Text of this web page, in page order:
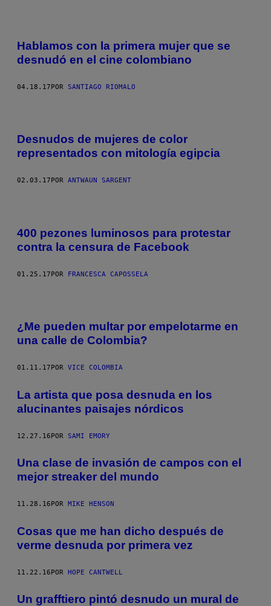
Hablamos con la primera mujer que se
desnudó en el cine colombiano
04.18.17POR SANTIAGO RIOMALO
Desnudos de mujeres de color
representados con mitología egipcia
02.03.17 POR ANTWAUN SARGENT
400 pezones luminosos para protestar
contra la censura de Facebook
01.25.17POR FRANCESCA CAPOSSELA
¿Me pueden multar por empelotarme en
una calle de Colombia?
01.11.17 POR VICE COLOMBIA
La artista que posa desnuda en los
alucinantes paisajes nórdicos
12.27.16POR SAMI EMORY
Una clase de invasión de campos con el
mejor streaker del mundo
11.28.16 POR MIKE HENSON
Cosas que me han dicho después de
verme desnuda por primera vez
11.22.16POR HOPE CANTWELL
Un grafftiero pintó desnudo un mural de